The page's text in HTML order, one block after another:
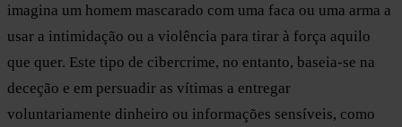
imagina um homem mascarado com uma faca ou uma arma a
usar a intimidação ou a violência para tirar à força aquilo
que quer. Este tipo de cibercrime, no entanto, baseia-se na
deceção e em persuadir as vítimas a entregar
voluntariamente dinheiro ou informações sensíveis, como